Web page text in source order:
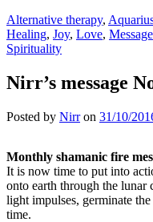
Alternative therapy,
Healing, Joy, Love, Message
Spirituality
Nirr’s message
Posted by Nirr on 31/10/
Monthly shamanic fire
It is now time to put into
onto earth through the lunar
light impulses, germinate
time.